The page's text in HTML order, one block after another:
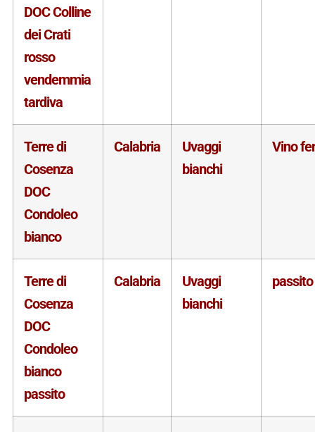
DOC Colline
dei Crati
rosso
vendemmia
tardiva
Terre di
Cosenza
DOC
Condoleo
bianco
Calabria
Uvaggi
bianchi
Vino
Terre di
Cosenza
DOC
Condoleo
bianco
passito
Calabria
Uvaggi
bianchi
passito